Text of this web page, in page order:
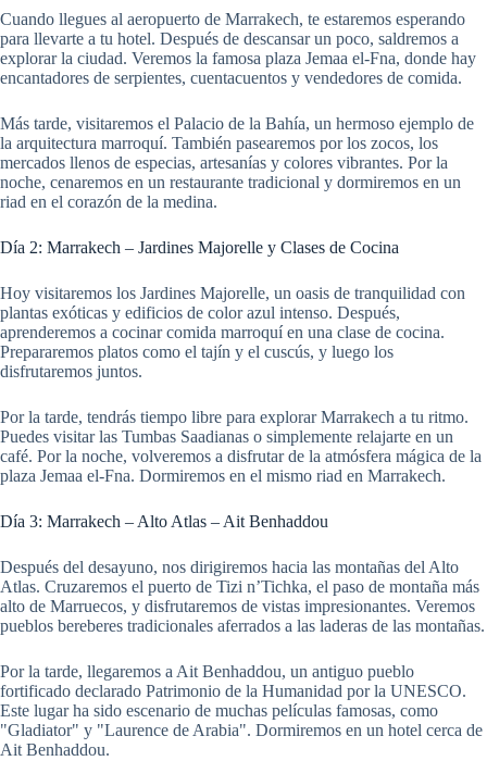
Cuando llegues al aeropuerto de Marrakech, te estaremos esperando
para llevarte a tu hotel. Después de descansar un poco, saldremos a
explorar la ciudad. Veremos la famosa plaza Jemaa el-Fna, donde hay
encantadores de serpientes, cuentacuentos y vendedores de comida.
Más tarde, visitaremos el Palacio de la Bahía, un hermoso ejemplo de
la arquitectura marroquí. También pasearemos por los zocos, los
mercados llenos de especias, artesanías y colores vibrantes. Por la
noche, cenaremos en un restaurante tradicional y dormiremos en un
riad en el corazón de la medina.
Día 2: Marrakech – Jardines Majorelle y Clases de Cocina
Hoy visitaremos los Jardines Majorelle, un oasis de tranquilidad con
plantas exóticas y edificios de color azul intenso. Después,
aprenderemos a cocinar comida marroquí en una clase de cocina.
Prepararemos platos como el tajín y el cuscús, y luego los
disfrutaremos juntos.
Por la tarde, tendrás tiempo libre para explorar Marrakech a tu ritmo.
Puedes visitar las Tumbas Saadianas o simplemente relajarte en un
café. Por la noche, volveremos a disfrutar de la atmósfera mágica de la
plaza Jemaa el-Fna. Dormiremos en el mismo riad en Marrakech.
Día 3: Marrakech – Alto Atlas – Ait Benhaddou
Después del desayuno, nos dirigiremos hacia las montañas del Alto
Atlas. Cruzaremos el puerto de Tizi n’Tichka, el paso de montaña más
alto de Marruecos, y disfrutaremos de vistas impresionantes. Veremos
pueblos bereberes tradicionales aferrados a las laderas de las montañas.
Por la tarde, llegaremos a Ait Benhaddou, un antiguo pueblo
fortificado declarado Patrimonio de la Humanidad por la UNESCO.
Este lugar ha sido escenario de muchas películas famosas, como
"Gladiator" y "Laurence de Arabia". Dormiremos en un hotel cerca de
Ait Benhaddou.